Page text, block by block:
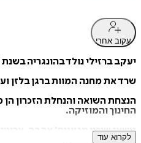
עקוב אחרי
יעקב ברזילי נולד בהונגריה בשנת 1933.
שרד את מחנה המוות ברגן בלזן
הנצחת השואה והנחלת הזכרון הן
החינוך והמוזיקה.
נושאי שיריו מגוונים: אהבה,
לקרוא עוד